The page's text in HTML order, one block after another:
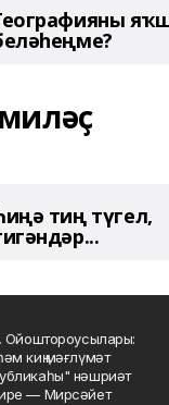
тиң түгел,
Ойоштороусылары:
киң мәғлүмәт
нәшриәт
— Мирсәйет